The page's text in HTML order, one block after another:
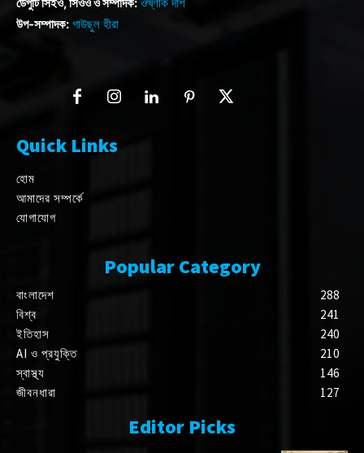
উপ-সম্পাদক: গাউছুল হীরা
Quick Links
হোম
আমাদের সম্পর্কে
যোগাযোগ
Popular Category
বাংলাদেশ
288
বিশ্ব
241
ইতিহাস
240
AI ও প্রযুক্তি
210
স্বাস্থ্য
146
জীবনধারা
127
Editor Picks